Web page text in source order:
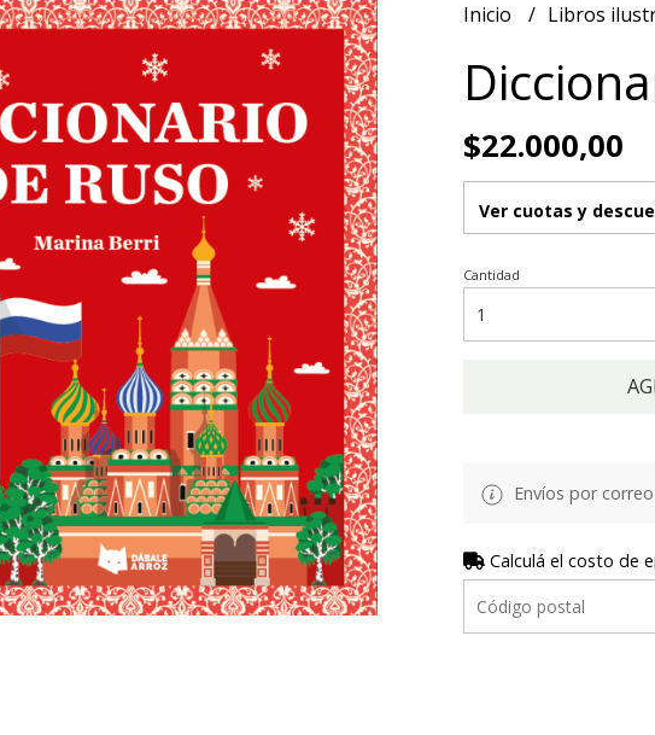
Inicio Libros
$22.000,00
Ver cuotas y
Cantidad
Envíos por
Calculá el costo de